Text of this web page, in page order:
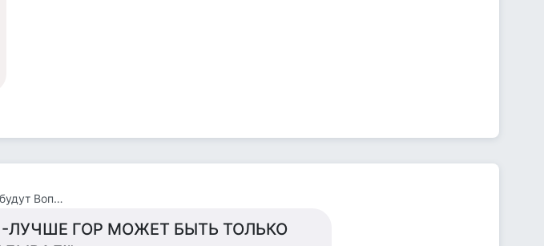
Вадим Козлов-Член Сп И Сж России.будут Вопросы -Звоните 8 926 571 18 95
-ЛУЧШЕ ГОР МОЖЕТ БЫТЬ ТОЛЬКО